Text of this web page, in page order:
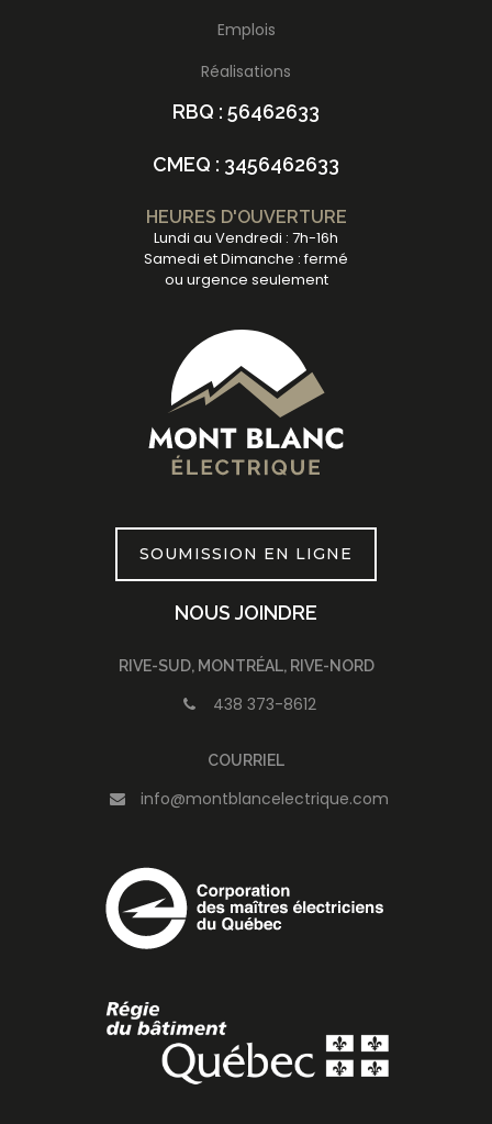
Emplois
Réalisations
RBQ : 56462633
CMEQ : 3456462633
HEURES D'OUVERTURE
Lundi au Vendredi : 7h-16h
Samedi et Dimanche : fermé
ou urgence seulement
SOUMISSION EN LIGNE
NOUS JOINDRE
RIVE-SUD, MONTRÉAL, RIVE-NORD
438 373-8612
COURRIEL
info@montblancelectrique.com